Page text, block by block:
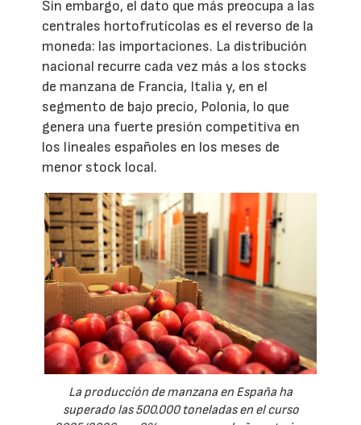
Sin embargo, el dato que más preocupa a las
centrales hortofrutícolas es el reverso de la
moneda: las importaciones. La distribución
nacional recurre cada vez más a los stocks
de manzana de Francia, Italia y, en el
segmento de bajo precio, Polonia, lo que
genera una fuerte presión competitiva en
los lineales españoles en los meses de
menor stock local.
La producción de manzana en España ha
superado las 500.000 toneladas en el curso